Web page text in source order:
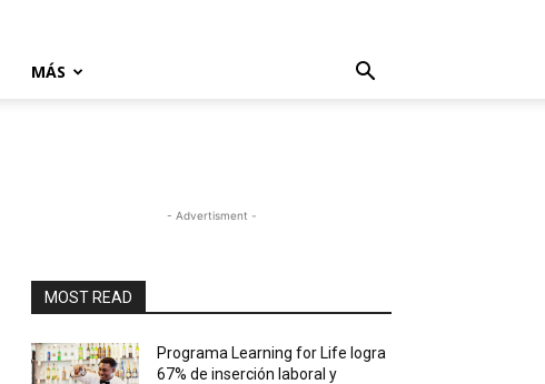
MÁS
- Advertisment -
MOST READ
Programa Learning for Life logra
67% de inserción laboral y